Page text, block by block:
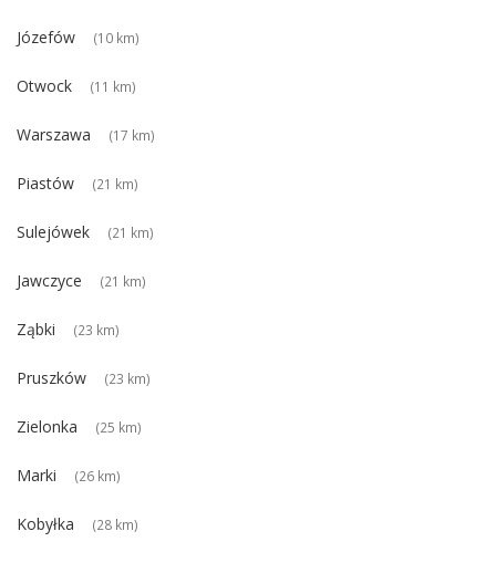
Józefów (10 km)
Otwock (11 km)
Warszawa (17 km)
Piastów (21 km)
Sulejówek (21 km)
Jawczyce (21 km)
Ząbki (23 km)
Pruszków (23 km)
Zielonka (25 km)
Marki (26 km)
Kobyłka (28 km)